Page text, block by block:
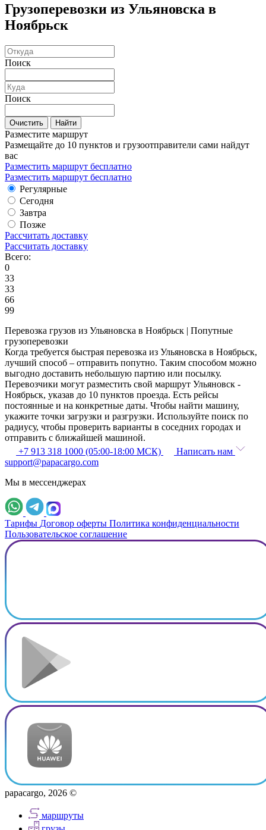
Грузоперевозки из Ульяновска в
Ноябрьск
Поиск
Поиск
Очистить Найти
Разместите маршрут
Размещайте до 10 пунктов и грузоотправители сами найдут
вас
Разместить маршрут бесплатно
Разместить маршрут бесплатно
Регулярные
Сегодня
Завтра
Позже
Рассчитать доставку
Рассчитать доставку
Всего:
0
33
33
66
99
Перевозка грузов из Ульяновска в Ноябрьск | Попутные
грузоперевозки
Когда требуется быстрая перевозка из Ульяновска в Ноябрьск,
лучший способ – отправить попутно. Таким способом можно
выгодно доставить небольшую партию или посылку.
Перевозчики могут разместить свой маршрут Ульяновск -
Ноябрьск, указав до 10 пунктов проезда. Есть рейсы
постоянные и на конкретные даты. Чтобы найти машину,
укажите точки загрузки и разгрузки. Используйте поиск по
радиусу, чтобы проверить варианты в соседних городах и
отправить с ближайшей машиной.
+7 913 318 1000 (05:00-18:00 МСК)
Написать нам
support@papacargo.com
Мы в мессенджерах
Тарифы Договор оферты Политика конфиденциальности
Пользовательское соглашение
papacargo, 2026 ©
маршруты